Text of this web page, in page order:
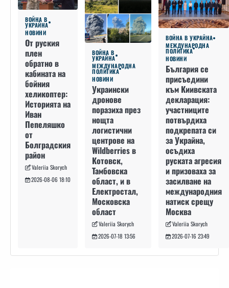
ВОЙНА В
УКРАЙНА
НОВИНИ
От руския
плен
обратно в
кабината на
бойния
хеликоптер:
Историята на
Иван
Пепеляшко
от
Болградския
район
Valeriia Skorych
2026-08-06 18:10
ВОЙНА В
УКРАЙНА
МЕЖДУНАРОДНА
ПОЛИТИКА
НОВИНИ
Украински
дронове
поразиха през
нощта
логистични
центрове на
Wildberries в
Котовск,
Тамбовска
област, и в
Електростал,
Московска
област
Valeriia Skorych
2026-07-18 13:56
ВОЙНА В УКРАЙНА
МЕЖДУНАРОДНА
ПОЛИТИКА
НОВИНИ
България се
присъедини
към Киивската
декларация:
участниците
потвърдиха
подкрепата си
за Украйна,
осъдиха
руската агресия
и призоваха за
засилване на
международния
натиск срещу
Москва
Valeriia Skorych
2026-07-16 23:49